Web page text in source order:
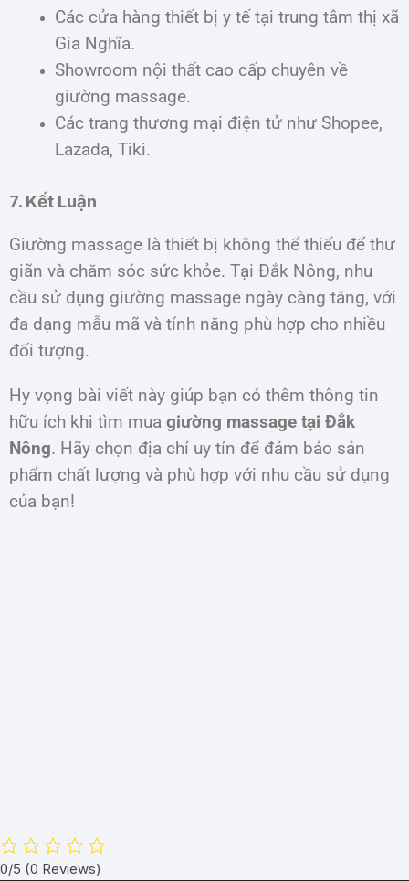
Các cửa hàng thiết bị y tế tại trung tâm thị xã
Gia Nghĩa.
Showroom nội thất cao cấp chuyên về
giường massage.
Các trang thương mại điện tử như Shopee,
Lazada, Tiki.
7. Kết Luận
Giường massage là thiết bị không thể thiếu để thư
giãn và chăm sóc sức khỏe. Tại Đắk Nông, nhu
cầu sử dụng giường massage ngày càng tăng, với
đa dạng mẫu mã và tính năng phù hợp cho nhiều
đối tượng.
Hy vọng bài viết này giúp bạn có thêm thông tin
hữu ích khi tìm mua giường massage tại Đắk
Nông. Hãy chọn địa chỉ uy tín để đảm bảo sản
phẩm chất lượng và phù hợp với nhu cầu sử dụng
của bạn!
0/5 (0 Reviews)